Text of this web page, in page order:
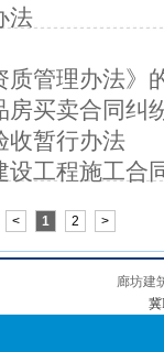
法
质管理办法》
买卖合同纠
收暂行办法
设工程施工合
< 1 2 >
廊坊建
冀